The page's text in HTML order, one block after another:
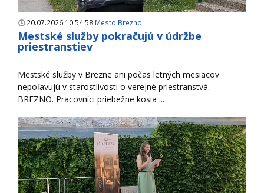
20.07.2026 10:54:58 Mesto Brezno
Mestské služby pokračujú v údržbe
priestranstiev
Mestské služby v Brezne ani počas letných mesiacov
nepoľavujú v starostlivosti o verejné priestranstvá.
BREZNO. Pracovníci priebežne kosia ...